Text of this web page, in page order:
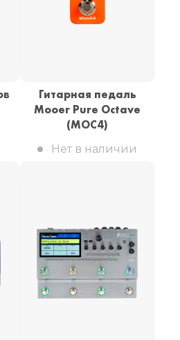
Гитарная педаль
Mooer Pure Octave
(MOC4)
Нет в наличии